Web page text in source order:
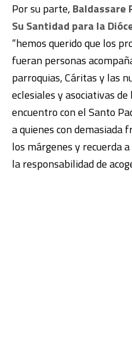
Por su parte, Baldassare
Su Santidad para la
“hemos querido que los
fueran personas
parroquias, Cáritas y las
eclesiales y asociativas de
encuentro con el Santo
a quienes con demasiada
los márgenes y recuerda
la responsabilidad de